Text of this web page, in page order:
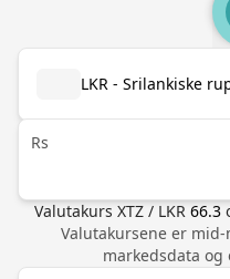
LKR - Srilankiske
Rs
Valutakurs XTZ/ LKR 66.3
Valutakursene er
markedsdata